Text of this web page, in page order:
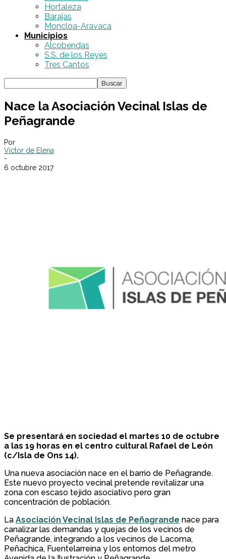
Hortaleza
Barajas
Moncloa-Aravaca
Municipios
Alcobendas
S.S. de los Reyes
Tres Cantos
Nace la Asociación Vecinal Islas de
Peñagrande
Por
Víctor de Elena
-
6 octubre 2017
Se presentará en sociedad el martes 10 de octubre
a las 19 horas en el centro cultural Rafael de León
(c/Isla de Ons 14).
Una nueva asociación nace en el barrio de Peñagrande.
Este nuevo proyecto vecinal pretende revitalizar una
zona con escaso tejido asociativo pero gran
concentración de población.
La Asociación Vecinal Islas de Peñagrande nace para
canalizar las demandas y quejas de los vecinos de
Peñagrande, integrando a los vecinos de Lacoma,
Peñachica, Fuentelarreina y los entornos del metro